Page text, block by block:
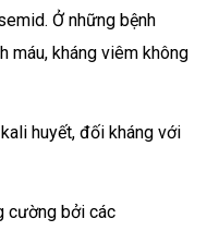
Ở những bệnh
máu, kháng viêm không
huyết, đối kháng với
cường bởi các